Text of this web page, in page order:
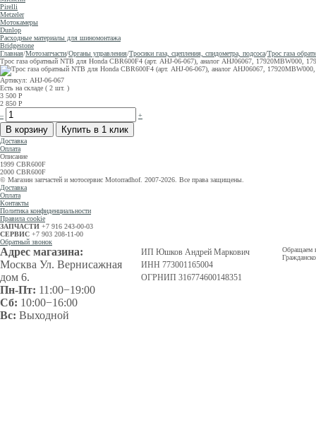
Pirelli
Metzeler
Мотокамеры
Dunlop
Расходные материалы для шиномонтажа
Bridgestone
Главная/Мотозапчасти/Органы управления/Тросики газа, сцепления, спидометра, подсоса/Трос газа
Трос газа обратный NTB для Honda CBR600F4 (арт. AHJ-06-067), аналог AHJ06067, 17920MBW000,
Артикул: AHJ-06-067
Есть на складе ( 2 шт. )
3 500 Р
2 850 Р
–
+
Доставка
Оплата
Описание
1999 CBR600F
2000 CBR600F
© Магазин запчастей и мотосервис Motorradhof. 2007-2026. Все права защищены.
Доставка
Оплата
Контакты
Политика конфиденциальности
Правила cookie
ЗАПЧАСТИ +7 916 243-00-03
СЕРВИС +7 903 208-11-00
Обратный звонок
Адрес магазина:
Москва Ул. Вернисажная
дом 6.
Пн-Пт: 11:00−19:00
Сб: 10:00−16:00
Вс: Выходной
ИП Юшков Андрей Маркович
ИНН 773001165004
ОГРНИП 316774600148351
Обращаем